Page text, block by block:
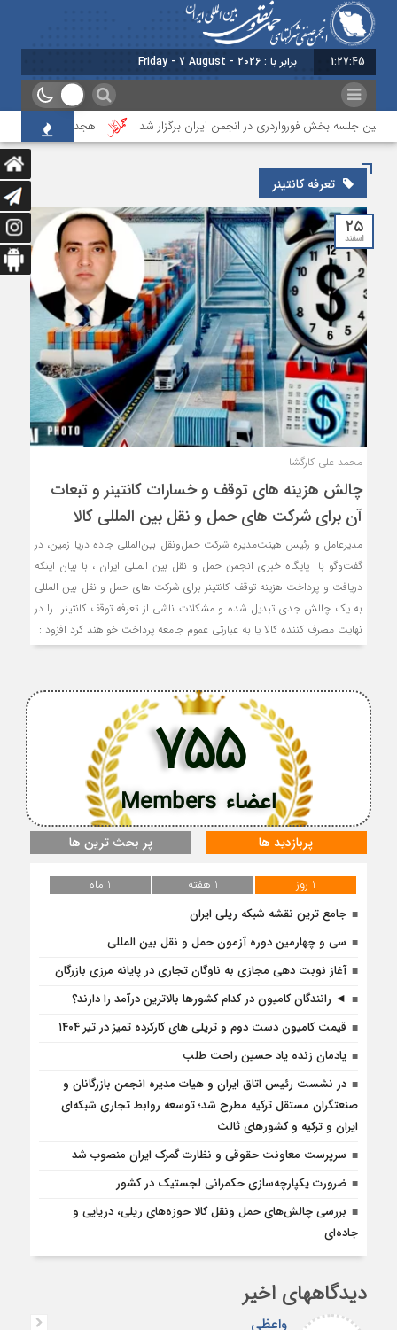
1:27:45 برابر با : Friday - 7 August - 2026
جلسه بخش فورواردری در انجمن ایران برگزار شد هجدهمین جلسه بخش
تعرفه کانتینر
۲۵
اسفند
محمد علی کارگشا
چالش هزینه های توقف و خسارات کانتینر و تبعات
آن برای شرکت های حمل و نقل بین المللی کالا
مدیرعامل و رئیس هیئت‌مدیره شرکت حمل‌ونقل بین‌المللی جاده دریا زمین، در
گفت‌وگو با پایگاه خبری انجمن حمل و نقل بین المللی ایران ، با بیان اینکه
دریافت و پرداخت هزینه توقف کانتینر برای شرکت های حمل و نقل بین المللی
به یک چالش جدی تبدیل شده و مشکلات ناشی از تعرفه توقف کانتینر را در
نهایت مصرف کننده کالا یا به عبارتی عموم جامعه پرداخت خواهند کرد افزود :
اعضاء Members
755
پربازدید ها پر بحث ترین ها
1 روز 1 هفته
1 ماه
جامع ترین نقشه شبکه ریلی ایران
سی و چهارمین دوره آزمون حمل و نقل بین المللی
آغاز نوبت دهی مجازی به ناوگان تجاری در پایانه مرزی بازرگان
◄ رانندگان کامیون در کدام کشورها بالاترین درآمد را دارند؟
قیمت کامیون دست دوم و تریلی‌ های کارکرده تمیز در تیر ۱۴۰۴
یادمان زنده یاد حسین راحت طلب
در نشست رئیس اتاق ایران و هیات مدیره انجمن بازرگانان و
صنعتگران مستقل ترکیه مطرح شد؛ توسعه روابط تجاری شبکه‌ای
ایران و ترکیه و کشورهای ثالث
سرپرست معاونت حقوقی و نظارت گمرک ایران منصوب شد
ضرورت یکپارچه‌‌سازی حکمرانی لجستیک در کشور
بررسی چالش‌های حمل ونقل کالا حوزه‌های ریلی، دریایی و
جاده‌ای
دیدگاههای اخیر
واعظی